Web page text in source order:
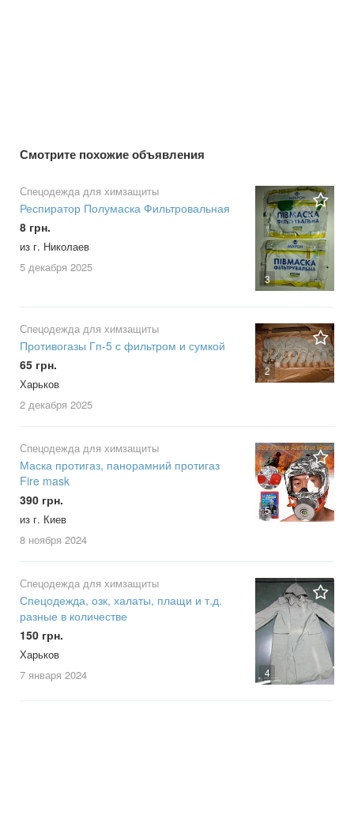
Смотрите похожие объявления
3
Спецодежда для химзащиты
Респиратор Полумаска Фильтровальная
8 грн.
из г. Николаев
5 декабря 2025
2
Спецодежда для химзащиты
Противогазы Гп-5 с фильтром и сумкой
65 грн.
Харьков
2 декабря 2025
5
Спецодежда для химзащиты
Маска протигаз, панорамний протигаз
Fire mask
390 грн.
из г. Киев
8 ноября 2024
4
Спецодежда для химзащиты
Спецодежда, озк, халаты, плащи и т.д.
разные в количестве
150 грн.
Харьков
7 января 2024